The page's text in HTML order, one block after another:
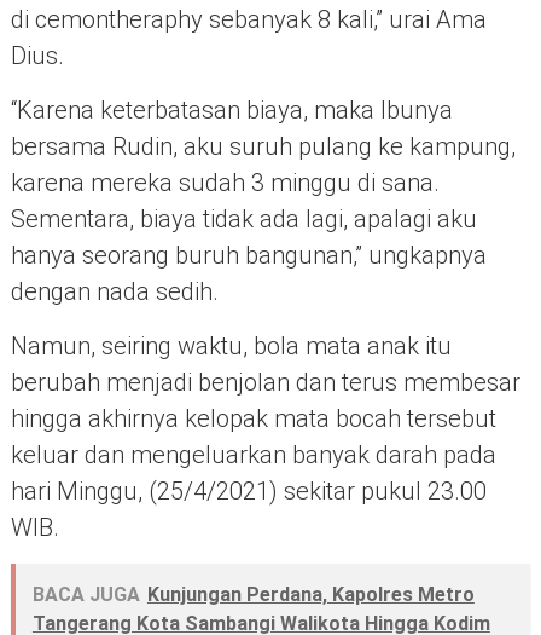
di cemontheraphy sebanyak 8 kali,” urai Ama
Dius.
“Karena keterbatasan biaya, maka Ibunya
bersama Rudin, aku suruh pulang ke kampung,
karena mereka sudah 3 minggu di sana.
Sementara, biaya tidak ada lagi, apalagi aku
hanya seorang buruh bangunan,” ungkapnya
dengan nada sedih.
Namun, seiring waktu, bola mata anak itu
berubah menjadi benjolan dan terus membesar
hingga akhirnya kelopak mata bocah tersebut
keluar dan mengeluarkan banyak darah pada
hari Minggu, (25/4/2021) sekitar pukul 23.00
WIB.
BACA JUGA Kunjungan Perdana, Kapolres Metro
Tangerang Kota Sambangi Walikota Hingga Kodim